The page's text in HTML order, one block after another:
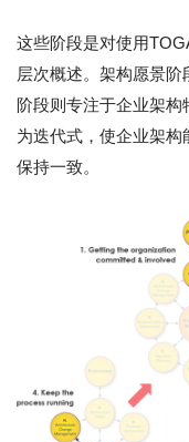
这些阶段是对使用
层次概述。架构愿景
阶段则专注于企业架
为迭代式，使企业架
保持一致。